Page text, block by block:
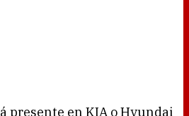
presente en KIA o Hyundai